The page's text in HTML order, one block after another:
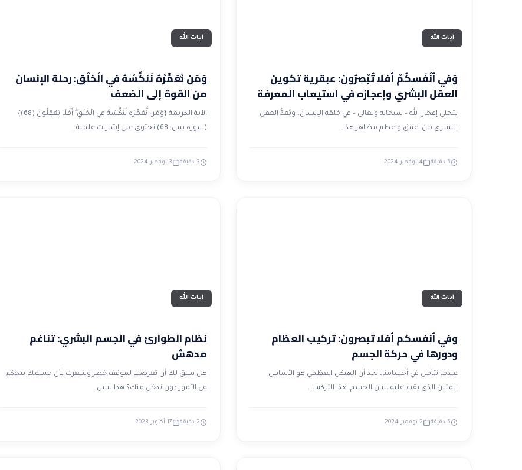
آيات الله
وَفِي أَنْفُسِكُمْ أَفَلَا تُبْصِرُونَ: عبقرية تكوين
العقل البشري وإعجازه في استيعاب المعرفة
يتجلى إعجاز الله – سبحانه وتعالى – في خلقه الإنسانَ، ويُعدُّ العقل
البشري من أعمق وأعظم مظاهر هذا…
5 دقيقة 4 نوفمبر 2024
آيات الله
وَمَن نُّعَمِّرْهُ نُنَكِّسْهُ فِي الْخَلْقِ: رحلة الإنسان
من القوة إلى الضعف
الآية الكريمة {وَمَن نُّعَمِّرْه نُنَكِّسْهُ فِي الْخَلْقِ ۖ أَفَلَا يَعْقِلُونَ (68)}
(سورة يس: 68) تحتوي على إشارات علمية…
3 دقيقة 3 نوفمبر 2024
آيات الله
وفي أنفسكم أفلا تبصرون: تركيب العظام
ودورها في حركة الجسم
عندما نتأمل في أجسامنا، نجد أن الهيكل العظمي هو الأساس
المتين الذي يقيم عليه بنيان الجسم. هذا التركيب…
5 دقيقة 2 نوفمبر 2024
آيات الله
نظام الطوارئ في الجسم البشري: تناغم
مدهش
هل سبق لك أن تعرضت لموقف خطر وشعرت بأن جسمك يتحكم
في الأمور دون تدخل منك؟ هذا ليس…
2 دقيقة 17 أكتوبر 2023